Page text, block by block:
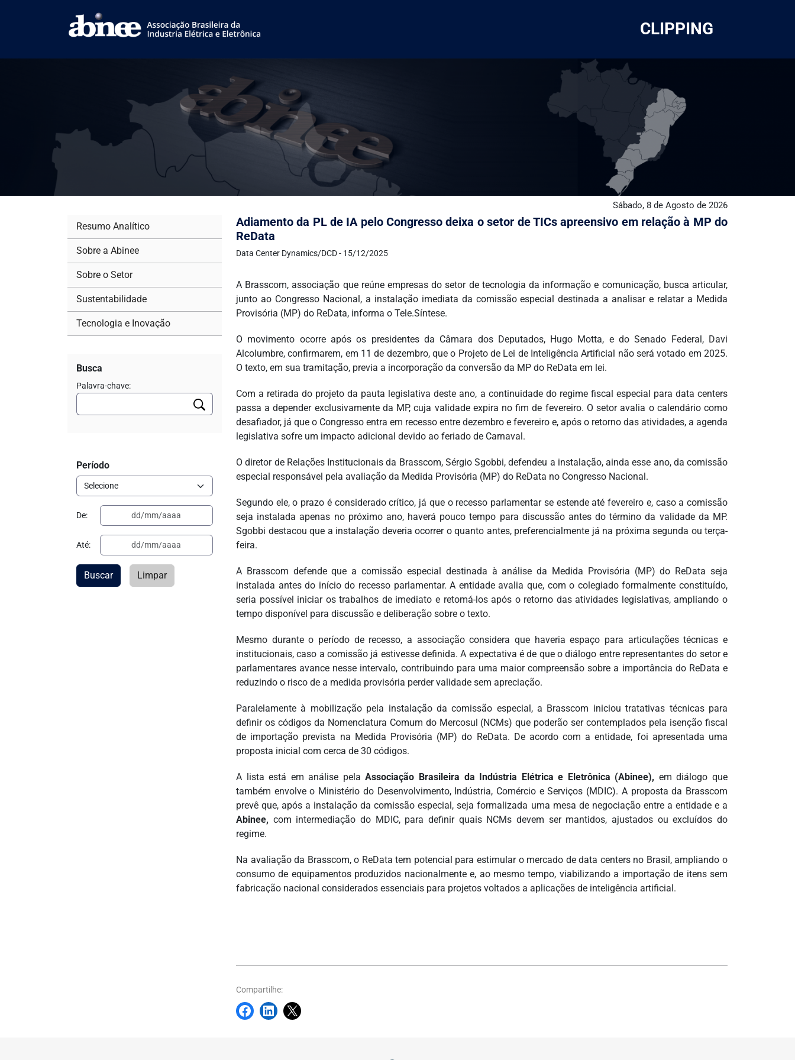
CLIPPING
Sábado, 8 de Agosto de 2026
Adiamento da PL de IA pelo Congresso deixa o setor de TICs apreensivo em relação à MP do
ReData
Data Center Dynamics/DCD - 15/12/2025
A Brasscom, associação que reúne empresas do setor de tecnologia da informação e comunicação, busca articular,
junto ao Congresso Nacional, a instalação imediata da comissão especial destinada a analisar e relatar a Medida
Provisória (MP) do ReData, informa o Tele.Síntese.
O movimento ocorre após os presidentes da Câmara dos Deputados, Hugo Motta, e do Senado Federal, Davi
Alcolumbre, confirmarem, em 11 de dezembro, que o Projeto de Lei de Inteligência Artificial não será votado em 2025.
O texto, em sua tramitação, previa a incorporação da conversão da MP do ReData em lei.
Com a retirada do projeto da pauta legislativa deste ano, a continuidade do regime fiscal especial para data centers
passa a depender exclusivamente da MP, cuja validade expira no fim de fevereiro. O setor avalia o calendário como
desafiador, já que o Congresso entra em recesso entre dezembro e fevereiro e, após o retorno das atividades, a agenda
legislativa sofre um impacto adicional devido ao feriado de Carnaval.
O diretor de Relações Institucionais da Brasscom, Sérgio Sgobbi, defendeu a instalação, ainda esse ano, da comissão
especial responsável pela avaliação da Medida Provisória (MP) do ReData no Congresso Nacional.
Segundo ele, o prazo é considerado crítico, já que o recesso parlamentar se estende até fevereiro e, caso a comissão
seja instalada apenas no próximo ano, haverá pouco tempo para discussão antes do término da validade da MP.
Sgobbi destacou que a instalação deveria ocorrer o quanto antes, preferencialmente já na próxima segunda ou terça-
feira.
A Brasscom defende que a comissão especial destinada à análise da Medida Provisória (MP) do ReData seja
instalada antes do início do recesso parlamentar. A entidade avalia que, com o colegiado formalmente constituído,
seria possível iniciar os trabalhos de imediato e retomá-los após o retorno das atividades legislativas, ampliando o
tempo disponível para discussão e deliberação sobre o texto.
Mesmo durante o período de recesso, a associação considera que haveria espaço para articulações técnicas e
institucionais, caso a comissão já estivesse definida. A expectativa é de que o diálogo entre representantes do setor e
parlamentares avance nesse intervalo, contribuindo para uma maior compreensão sobre a importância do ReData e
reduzindo o risco de a medida provisória perder validade sem apreciação.
Paralelamente à mobilização pela instalação da comissão especial, a Brasscom iniciou tratativas técnicas para
definir os códigos da Nomenclatura Comum do Mercosul (NCMs) que poderão ser contemplados pela isenção fiscal
de importação prevista na Medida Provisória (MP) do ReData. De acordo com a entidade, foi apresentada uma
proposta inicial com cerca de 30 códigos.
A lista está em análise pelaAssociação Brasileira da Indústria Elétrica e Eletrônica (Abinee), em diálogo que
também envolve o Ministério do Desenvolvimento, Indústria, Comércio e Serviços (MDIC). A proposta da Brasscom
prevê que, após a instalação da comissão especial, seja formalizada uma mesa de negociação entre a entidade e a
Abinee, com intermediação do MDIC, para definir quais NCMs devem ser mantidos, ajustados ou excluídos do
regime.
Na avaliação da Brasscom, o ReData tem potencial para estimular o mercado de data centers no Brasil, ampliando o
consumo de equipamentos produzidos nacionalmente e, ao mesmo tempo, viabilizando a importação de itens sem
fabricação nacional considerados essenciais para projetos voltados a aplicações de inteligência artificial.
Compartilhe:
Resumo Analítico
Sobre a Abinee
Sobre o Setor
Sustentabilidade
Tecnologia e Inovação
Busca
Palavra-chave:
Período
De:
Até:
Buscar Limpar